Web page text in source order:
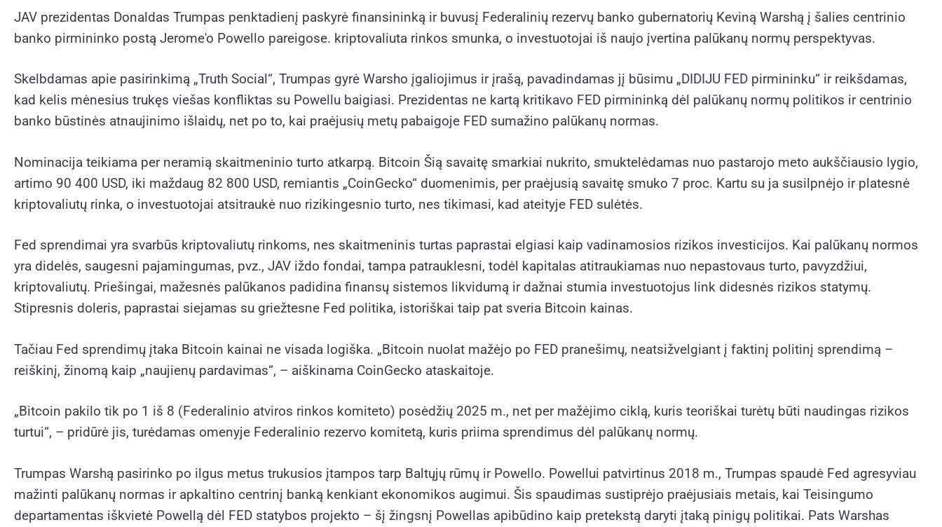
JAV prezidentas Donaldas Trumpas penktadienį paskyrė finansininką ir buvusį Federalinių rezervų banko gubernatorių Keviną Warshą į šalies centrinio
banko pirmininko postą Jerome'o Powello pareigose. kriptovaliuta rinkos smunka, o investuotojai iš naujo įvertina palūkanų normų perspektyvas.
Skelbdamas apie pasirinkimą „Truth Social“, Trumpas gyrė Warsho įgaliojimus ir įrašą, pavadindamas jį būsimu „DIDIJU FED pirmininku“ ir reikšdamas,
kad kelis mėnesius trukęs viešas konfliktas su Powellu baigiasi. Prezidentas ne kartą kritikavo FED pirmininką dėl palūkanų normų politikos ir centrinio
banko būstinės atnaujinimo išlaidų, net po to, kai praėjusių metų pabaigoje FED sumažino palūkanų normas.
Nominacija teikiama per neramią skaitmeninio turto atkarpą. Bitcoin Šią savaitę smarkiai nukrito, smuktelėdamas nuo pastarojo meto aukščiausio lygio,
artimo 90 400 USD, iki maždaug 82 800 USD, remiantis „CoinGecko“ duomenimis, per praėjusią savaitę smuko 7 proc. Kartu su ja susilpnėjo ir platesnė
kriptovaliutų rinka, o investuotojai atsitraukė nuo rizikingesnio turto, nes tikimasi, kad ateityje FED sulėtės.
Fed sprendimai yra svarbūs kriptovaliutų rinkoms, nes skaitmeninis turtas paprastai elgiasi kaip vadinamosios rizikos investicijos. Kai palūkanų normos
yra didelės, saugesni pajamingumas, pvz., JAV iždo fondai, tampa patrauklesni, todėl kapitalas atitraukiamas nuo nepastovaus turto, pavyzdžiui,
kriptovaliutų. Priešingai, mažesnės palūkanos padidina finansų sistemos likvidumą ir dažnai stumia investuotojus link didesnės rizikos statymų.
Stipresnis doleris, paprastai siejamas su griežtesne Fed politika, istoriškai taip pat sveria Bitcoin kainas.
Tačiau Fed sprendimų įtaka Bitcoin kainai ne visada logiška. „Bitcoin nuolat mažėjo po FED pranešimų, neatsižvelgiant į faktinį politinį sprendimą –
reiškinį, žinomą kaip „naujienų pardavimas“, – aiškinama CoinGecko ataskaitoje.
„Bitcoin pakilo tik po 1 iš 8 (Federalinio atviros rinkos komiteto) posėdžių 2025 m., net per mažėjimo ciklą, kuris teoriškai turėtų būti naudingas rizikos
turtui“, – pridūrė jis, turėdamas omenyje Federalinio rezervo komitetą, kuris priima sprendimus dėl palūkanų normų.
Trumpas Warshą pasirinko po ilgus metus trukusios įtampos tarp Baltųjų rūmų ir Powello. Powellui patvirtinus 2018 m., Trumpas spaudė Fed agresyviau
mažinti palūkanų normas ir apkaltino centrinį banką kenkiant ekonomikos augimui. Šis spaudimas sustiprėjo praėjusiais metais, kai Teisingumo
departamentas iškvietė Powellą dėl FED statybos projekto – šį žingsnį Powellas apibūdino kaip pretekstą daryti įtaką pinigų politikai. Pats Warshas